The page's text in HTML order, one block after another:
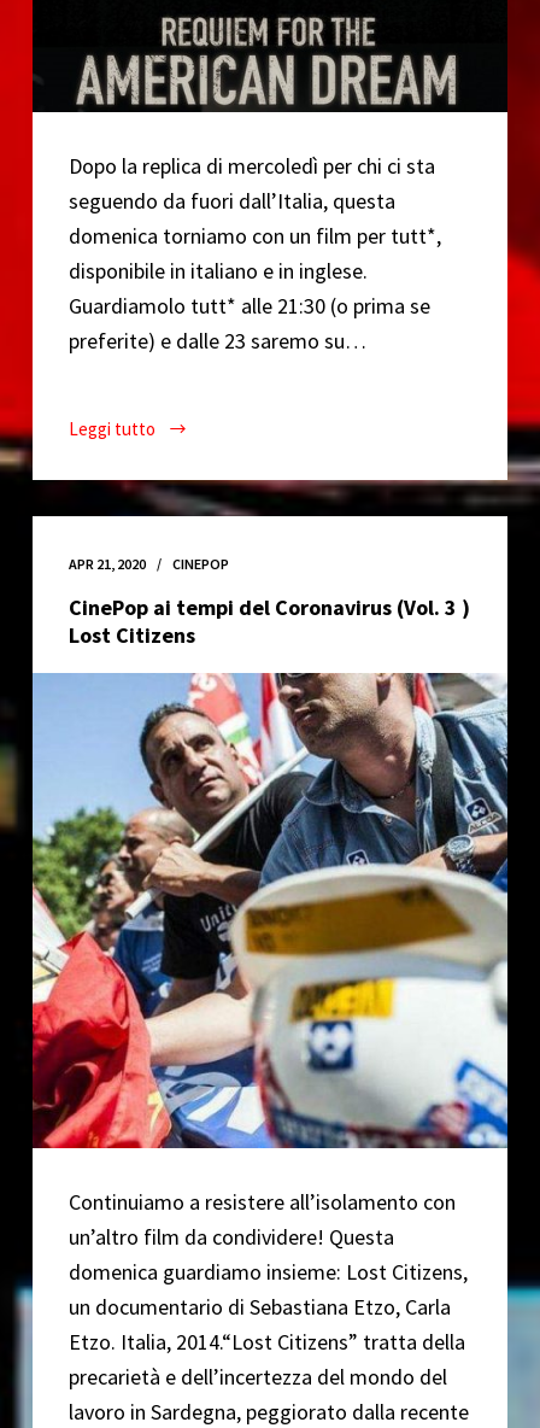
Dopo la replica di mercoledì per chi ci sta
seguendo da fuori dall’Italia, questa
domenica torniamo con un film per tutt*,
disponibile in italiano e in inglese.
Guardiamolo tutt* alle 21:30 (o prima se
preferite) e dalle 23 saremo su…
Leggi tutto
CinePop
tempi
Coronavirus
4)
Requiem
For
American
Dream
APR 21, 2020 CINEPOP
CinePop ai tempi del Coronavirus (Vol. 3 )
Lost Citizens
Continuiamo a resistere all’isolamento con
un’altro film da condividere! Questa
domenica guardiamo insieme: Lost Citizens,
un documentario di Sebastiana Etzo, Carla
Etzo. Italia, 2014.“Lost Citizens” tratta della
precarietà e dell’incertezza del mondo del
lavoro in Sardegna, peggiorato dalla recente